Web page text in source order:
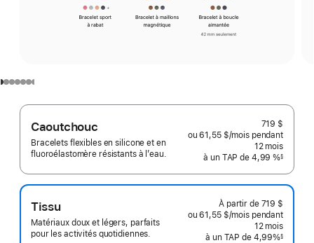
Caoutchouc
Bracelets flexibles en silicone et en
fluoroélastomère résistants à l’eau.
719 $
ou 61,55 $/mois par mois
pendant
12 mois
à un TAP de 4,99 %§
Tissu
Matériaux doux et légers, parfaits
pour les activités quotidiennes.
À partir de 719 $
ou 61,55 $/mois par
mois
pendant
12 mois
à un TAP de 4,99%§